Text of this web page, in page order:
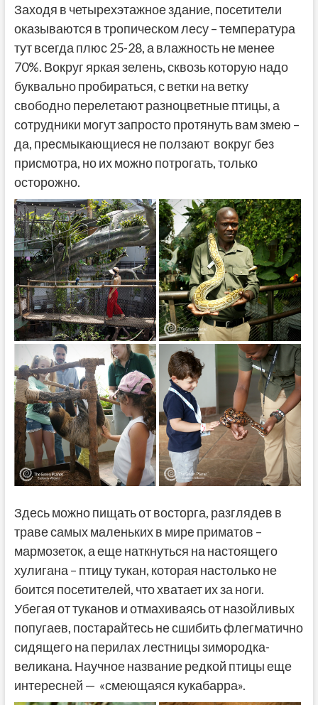
Заходя в четырехэтажное здание, посетители
оказываются в тропическом лесу – температура
тут всегда плюс 25-28, а влажность не менее
70%. Вокруг яркая зелень, сквозь которую надо
буквально пробираться, с ветки на ветку
свободно перелетают разноцветные птицы, а
сотрудники могут запросто протянуть вам змею –
да, пресмыкающиеся не ползают вокруг без
присмотра, но их можно потрогать, только
осторожно.
Здесь можно пищать от восторга, разглядев в
траве самых маленьких в мире приматов –
мармозеток, а еще наткнуться на настоящего
хулигана – птицу тукан, которая настолько не
боится посетителей, что хватает их за ноги.
Убегая от туканов и отмахиваясь от назойливых
попугаев, постарайтесь не сшибить флегматично
сидящего на перилах лестницы зимородка-
великана. Научное название редкой птицы еще
интересней — «смеющаяся кукабарра».